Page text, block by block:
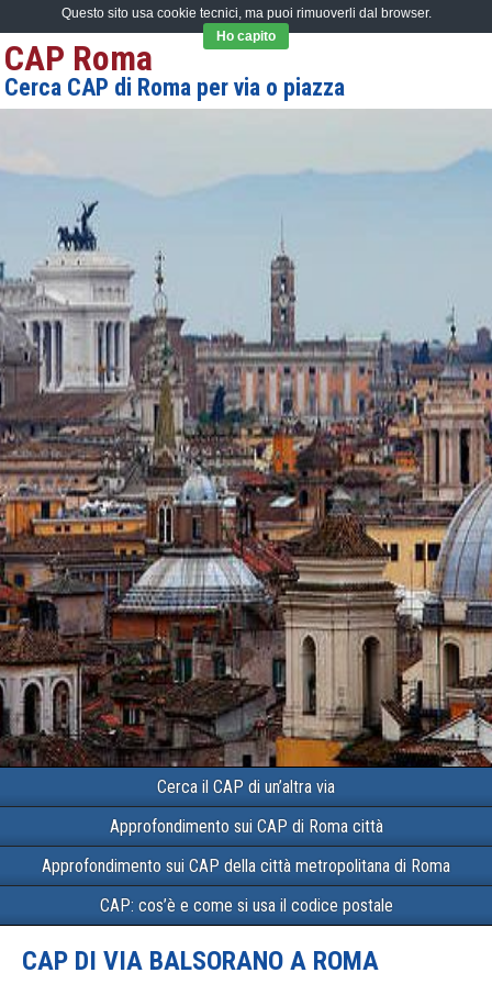
CAP Roma
Cerca CAP di Roma per via o piazza
Cerca il CAP di un’altra via
Approfondimento sui CAP di Roma città
Approfondimento sui CAP della città metropolitana di Roma
CAP: cos’è e come si usa il codice postale
CAP DI VIA BALSORANO A ROMA
Questo sito usa cookie tecnici, ma puoi rimuoverli dal browser.
Ho capito